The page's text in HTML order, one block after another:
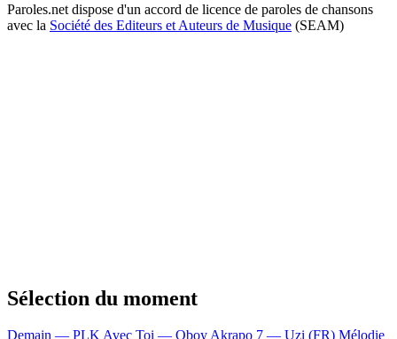
Paroles.net dispose d'un accord de licence de paroles de chansons
avec la Société des Editeurs et Auteurs de Musique (SEAM)
Sélection du moment
Demain — PLKAvec Toi — OboyAkrapo 7 — Uzi (FR) Mélodie